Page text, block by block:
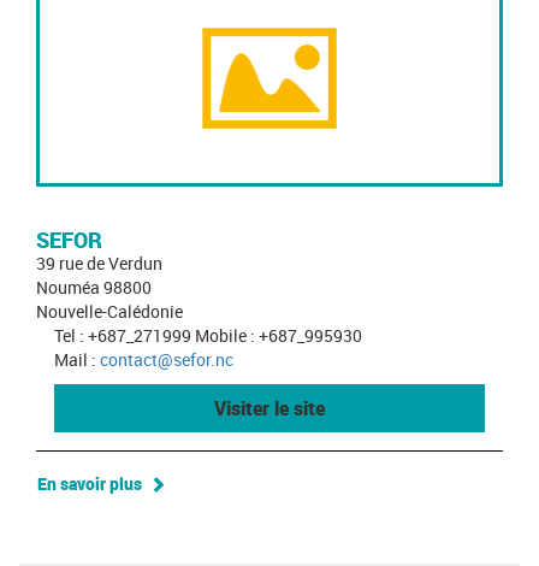
SEFOR
39 rue de Verdun
Nouméa 98800
Nouvelle-Calédonie
Tel : +687_271999 Mobile : +687_995930
Mail : contact@sefor.nc
Visiter le site
En savoir plus